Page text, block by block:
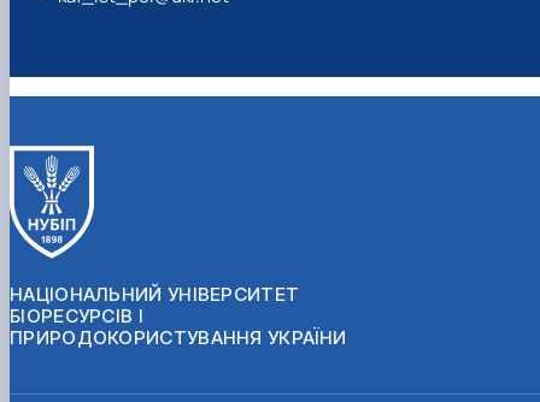
НАЦІОНАЛЬНИЙ УНІВЕРСИТЕТ
БІОРЕСУРСІВ І
ПРИРОДОКОРИСТУВАННЯ УКРАЇНИ